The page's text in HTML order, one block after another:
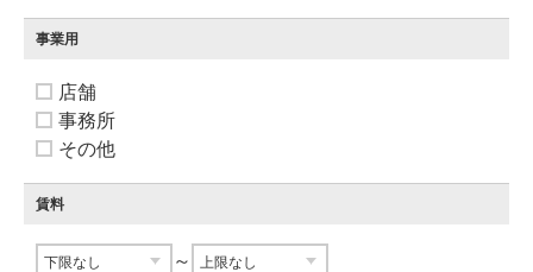
事業用
店舗
事務所
その他
賃料
～